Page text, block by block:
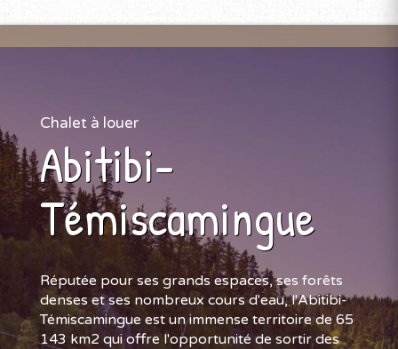
Chalet à louer
Abitibi-
Témiscamingue
Réputée pour ses grands espaces, ses forêts
denses et ses nombreux cours d'eau, l'Abitibi-
Témiscamingue est un immense territoire de 65
143 km2 qui offre l'opportunité de sortir des